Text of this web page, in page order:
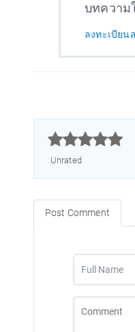
บทความ
ลงทะเบียน



Unrated
Post Comment